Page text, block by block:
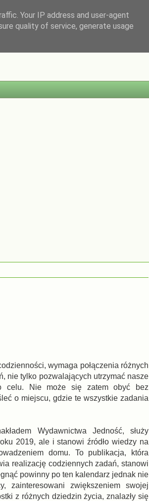
wymaga połączenia różnych
nie tylko pozwalających utrzymać nasze
celu. Nie może się zatem obyć bez
o miejscu, gdzie te wszystkie zadania
Wydawnictwa Jedność, służy
2019, ale i stanowi źródło wiedzy na
domu. To publikacja, która
realizację codziennych zadań, stanowi
powinny po ten kalendarz jednak nie
zainteresowani zwiększeniem swojej
z różnych dziedzin życia, znalazły się
Your IP address and user-agent
quality of service, generate usage